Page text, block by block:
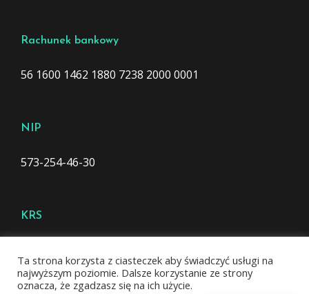
Rachunek bankowy
56 1600 1462 1880 7238 2000 0001
NIP
573-254-46-30
KRS
Ta strona korzysta z ciasteczek aby świadczyć usługi na
najwyższym poziomie. Dalsze korzystanie ze strony
oznacza, że zgadzasz się na ich użycie.